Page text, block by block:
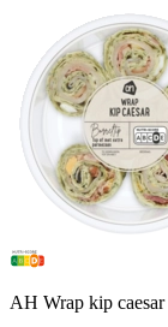
AH Wrap kip caesar